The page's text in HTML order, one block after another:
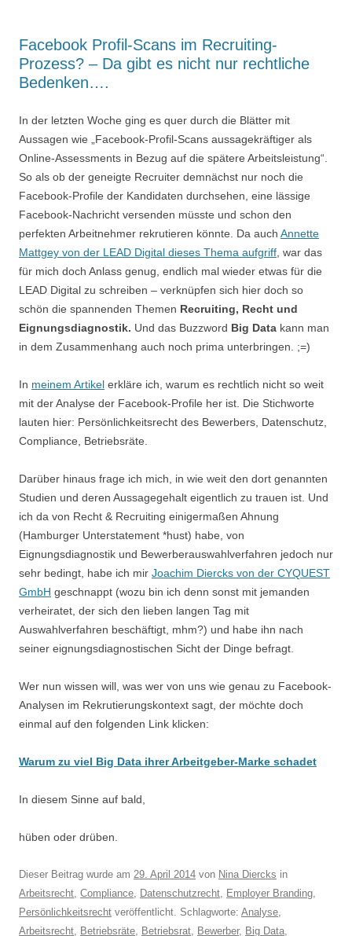
Facebook Profil-Scans im Recruiting-
Prozess? – Da gibt es nicht nur rechtliche
Bedenken….
In der letzten Woche ging es quer durch die Blätter mit
Aussagen wie „Facebook-Profil-Scans aussagekräftiger als
Online-Assessments in Bezug auf die spätere Arbeitsleistung“.
So als ob der geneigte Recruiter demnächst nur noch die
Facebook-Profile der Kandidaten durchsehen, eine lässige
Facebook-Nachricht versenden müsste und schon den
perfekten Arbeitnehmer rekrutieren könnte. Da auch Annette
Mattgey von der LEAD Digital dieses Thema aufgriff, war das
für mich doch Anlass genug, endlich mal wieder etwas für die
LEAD Digital zu schreiben – verknüpfen sich hier doch so
schön die spannenden Themen Recruiting, Recht und
Eignungsdiagnostik. Und das Buzzword Big Data kann man
in dem Zusammenhang auch noch prima unterbringen. ;=)
In meinem Artikel erkläre ich, warum es rechtlich nicht so weit
mit der Analyse der Facebook-Profile her ist. Die Stichworte
lauten hier: Persönlichkeitsrecht des Bewerbers, Datenschutz,
Compliance, Betriebsräte.
Darüber hinaus frage ich mich, in wie weit den dort genannten
Studien und deren Aussagegehalt eigentlich zu trauen ist. Und
ich da von Recht & Recruiting einigermaßen Ahnung
(Hamburger Unterstatement *hust) habe, von
Eignungsdiagnostik und Bewerberauswahlverfahren jedoch nur
sehr bedingt, habe ich mir Joachim Diercks von der CYQUEST
GmbH geschnappt (wozu bin ich denn sonst mit jemanden
verheiratet, der sich den lieben langen Tag mit
Auswahlverfahren beschäftigt, mhm?) und habe ihn nach
seiner eignungsdiagnostischen Sicht der Dinge befragt.
Wer nun wissen will, was wer von uns wie genau zu Facebook-
Analysen im Rekrutierungskontext sagt, der möchte doch
einmal auf den folgenden Link klicken:
Warum zu viel Big Data ihrer Arbeitgeber-Marke schadet
In diesem Sinne auf bald,
hüben oder drüben.
Dieser Beitrag wurde am 29. April 2014 von Nina Diercks in
Arbeitsrecht, Compliance, Datenschutzrecht, Employer Branding,
Persönlichkeitsrecht veröffentlicht. Schlagworte: Analyse,
Arbeitsrecht, Betriebsräte, Betriebsrat, Bewerber, Big Data,